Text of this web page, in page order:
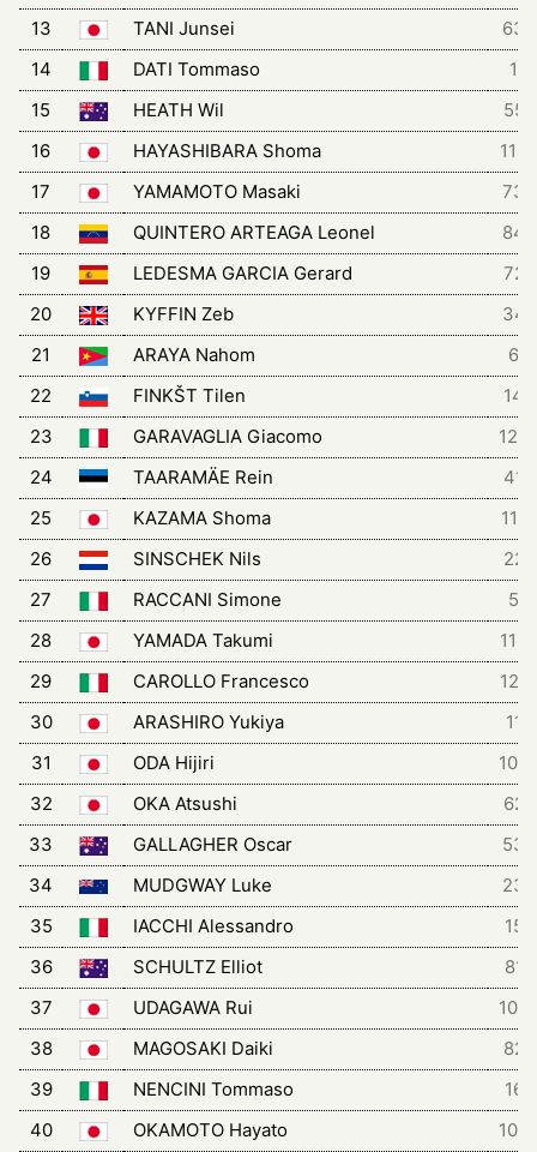
13
TANI Junsei
63
14
DATI Tommaso
1
15
HEATH Wil
55
16
HAYASHIBARA Shoma
114
17
YAMAMOTO Masaki
73
18
QUINTERO ARTEAGA Leonel
84
19
LEDESMA GARCIA Gerard
72
20
KYFFIN Zeb
34
21
ARAYA Nahom
6
22
FINKŠT Tilen
14
23
GARAVAGLIA Giacomo
125
24
TAARAMÄE Rein
41
25
KAZAMA Shoma
111
26
SINSCHEK Nils
22
27
RACCANI Simone
5
28
YAMADA Takumi
113
29
CAROLLO Francesco
121
30
ARASHIRO Yukiya
11
31
ODA Hijiri
105
32
OKA Atsushi
62
33
GALLAGHER Oscar
53
34
MUDGWAY Luke
23
35
IACCHI Alessandro
15
36
SCHULTZ Elliot
81
37
UDAGAWA Rui
103
38
MAGOSAKI Daiki
82
39
NENCINI Tommaso
16
40
OKAMOTO Hayato 102